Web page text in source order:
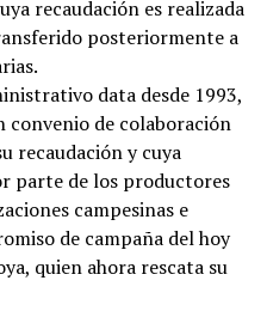
recaudación es realizada
posteriormente a
data desde 1993,
convenio de colaboración
recaudación y cuya
parte de los productores
campesinas e
de campaña del hoy
quien ahora rescata su